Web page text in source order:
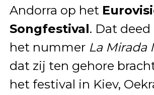
Andorra op het
Songfestival. Dat
het nummer La Mirada
dat zij ten gehore
het festival in Kiev,